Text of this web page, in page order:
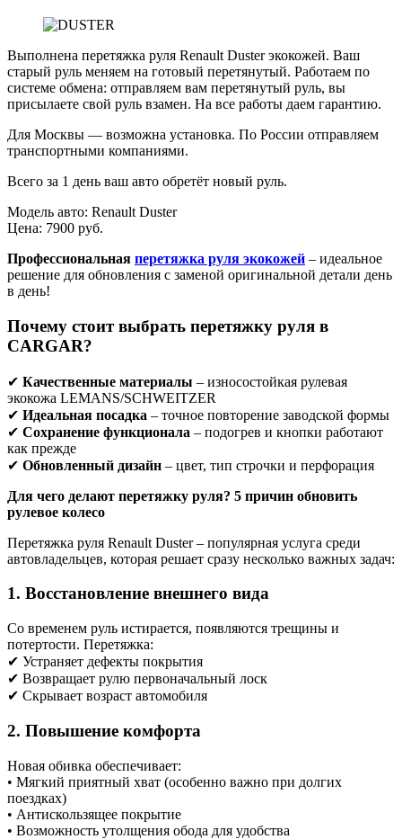
Выполнена перетяжка руля Renault Duster экокожей. Ваш
старый руль меняем на готовый перетянутый. Работаем по
системе обмена: отправляем вам перетянутый руль, вы
присылаете свой руль взамен. На все работы даем гарантию.
Для Москвы — возможна установка. По России отправляем
транспортными компаниями.
Всего за 1 день ваш авто обретёт новый руль.
Модель авто: Renault Duster
Ценa: 7900 руб.
Профессиональная перетяжка руля экокожей – идеальное
решение для обновления с заменой оригинальной детали день
в день!
Почему стоит выбрать перетяжку руля в
CARGAR?
✔ Качественные материалы – износостойкая рулевая
экокожа LEMANS/SCHWEITZER
✔ Идеальная посадка – точное повторение заводской формы
✔ Сохранение функционала – подогрев и кнопки работают
как прежде
✔ Обновленный дизайн – цвет, тип строчки и перфорация
Для чего делают перетяжку руля? 5 причин обновить
рулевое колесо
Перетяжка руля Renault Duster – популярная услуга среди
автовладельцев, которая решает сразу несколько важных задач:
1. Восстановление внешнего вида
Со временем руль истирается, появляются трещины и
потертости. Перетяжка:
✔ Устраняет дефекты покрытия
✔ Возвращает рулю первоначальный лоск
✔ Скрывает возраст автомобиля
2. Повышение комфорта
Новая обивка обеспечивает:
• Мягкий приятный хват (особенно важно при долгих
поездках)
• Антискользящее покрытие
• Возможность утолщения обода для удобства